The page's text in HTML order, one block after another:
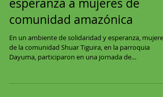
esperanza a mujeres de
comunidad amazónica
En un ambiente de solidaridad y esperanza, mujeres
de la comunidad Shuar Tiguira, en la parroquia
Dayuma, participaron en una jornada de
organizada por la Fundación Anita Moreta, que